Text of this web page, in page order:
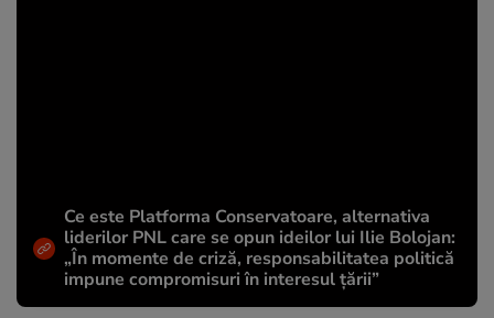
Ce este Platforma Conservatoare, alternativa
liderilor PNL care se opun ideilor lui Ilie Bolojan:
„În momente de criză, responsabilitatea politică
impune compromisuri în interesul țării”